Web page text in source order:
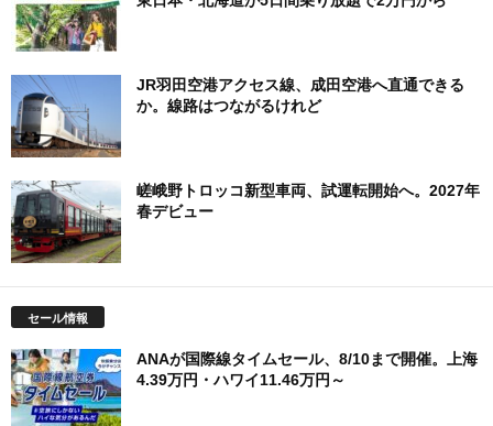
JR羽田空港アクセス線、成田空港へ直通できる
か。線路はつながるけれど
嵯峨野トロッコ新型車両、試運転開始へ。2027年
春デビュー
セール情報
ANAが国際線タイムセール、8/10まで開催。上海
4.39万円・ハワイ11.46万円～